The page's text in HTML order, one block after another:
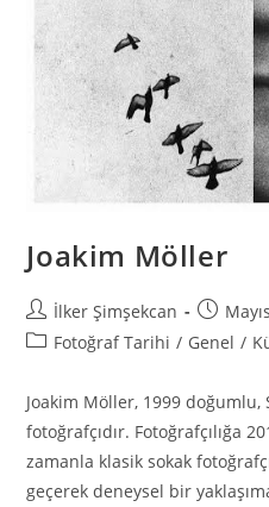
Joakim Möller
İlker Şimşekcan
Fotoğraf Tarihi / Genel /
Joakim Möller, 1999
fotoğrafçıdır. Fotoğrafçılığa
zamanla klasik sokak
geçerek deneysel bir